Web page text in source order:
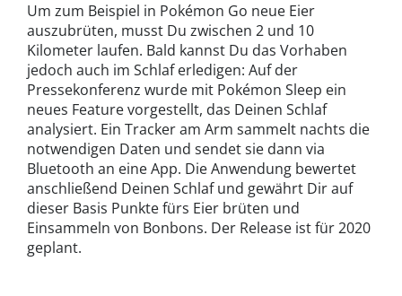
Um zum Beispiel in Pokémon Go neue Eier
auszubrüten, musst Du zwischen 2 und 10
Kilometer laufen. Bald kannst Du das Vorhaben
jedoch auch im Schlaf erledigen: Auf der
Pressekonferenz wurde mit Pokémon Sleep ein
neues Feature vorgestellt, das Deinen Schlaf
analysiert. Ein Tracker am Arm sammelt nachts die
notwendigen Daten und sendet sie dann via
Bluetooth an eine App. Die Anwendung bewertet
anschließend Deinen Schlaf und gewährt Dir auf
dieser Basis Punkte fürs Eier brüten und
Einsammeln von Bonbons. Der Release ist für 2020
geplant.